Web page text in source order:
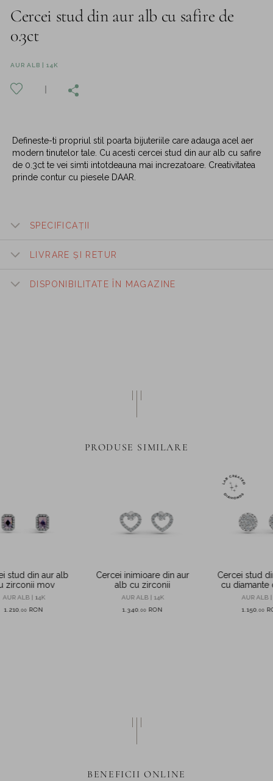
Cercei stud din aur alb cu safire de
0.3ct
AUR ALB | 14K
Defineste-ti propriul stil poarta bijuteriile care adauga acel aer
modern tinutelor tale. Cu acesti cercei stud din aur alb cu safire
de 0.3ct te vei simti intotdeauna mai increzatoare. Creativitatea
prinde contur cu piesele DAAR.
SPECIFICAȚII
LIVRARE ȘI RETUR
DISPONIBILITATE ÎN MAGAZINE
PRODUSE SIMILARE
stud din aur alb
zirconii mov
AUR ALB | 14K
1.210 ,00 RON
Cercei inimioare din aur
alb cu zirconii
AUR ALB | 14K
1.340 ,00 RON
Cercei stud
cu diamante
create in
AUR ALB |
1.150 ,00
BENEFICII ONLINE